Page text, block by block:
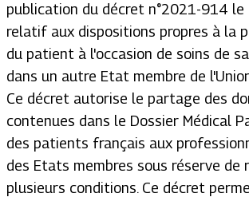
publication du décret n°2021-914
relatif aux dispositions propres à la
du patient à l'occasion de soins de
dans un autre Etat membre de
Ce décret autorise le partage des
contenues dans le Dossier Médical
des patients français aux
des Etats membres sous réserve de
plusieurs conditions. Ce décret